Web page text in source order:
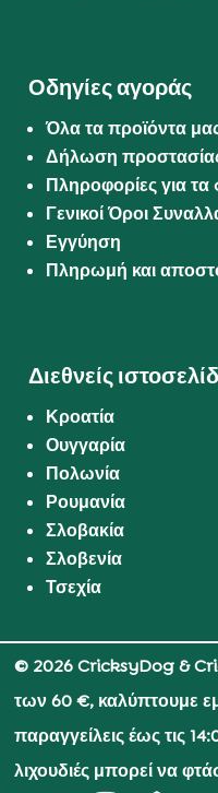
Οδηγίες αγοράς
Όλα τα προϊόντα
Δήλωση
Πληροφορίες για
Γενικοί Όροι
Εγγύηση
Πληρωμή και
Διεθνείς
Κροατία
Ουγγαρία
Πολωνία
Ρουμανία
Σλοβακία
Σλοβενία
Τσεχία
© 2026 CricksyDog &
των 60 €, καλύπτουμε
παραγγείλεις έως τις
λιχουδιές μπορεί να